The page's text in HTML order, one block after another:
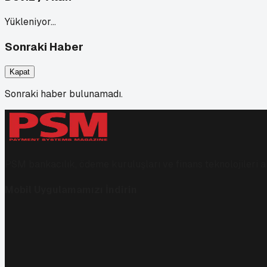
Yükleniyor…
Sonraki Haber
Kapat
Sonraki haber bulunamadı.